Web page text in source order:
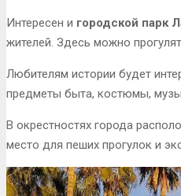
Интересен и городской парк
жителей. Здесь можно
Любителям истории будет
предметы быта, костюмы,
В окрестностях города
место для пеших прогулок и